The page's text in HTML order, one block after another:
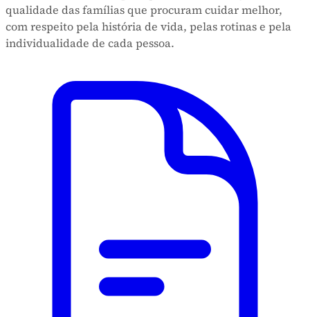
qualidade das famílias que procuram cuidar melhor,
com respeito pela história de vida, pelas rotinas e pela
individualidade de cada pessoa.